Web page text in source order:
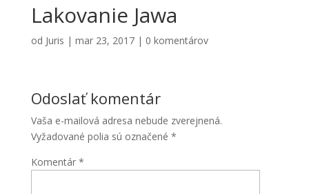
Lakovanie Jawa
od Juris | mar 23, 2017| 0 komentárov
Odoslať komentár
Vaša e-mailová adresa nebude zverejnená.
Vyžadované polia sú označené *
Komentár *